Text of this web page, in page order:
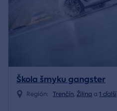
Škola šmyku gangster
Región: Trenčín, Žilina a 1 ďalší